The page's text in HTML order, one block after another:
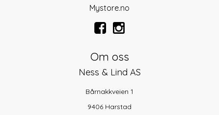
Mystore.no
Om oss
Ness & Lind AS
Bårnakkveien 1
9406 Harstad